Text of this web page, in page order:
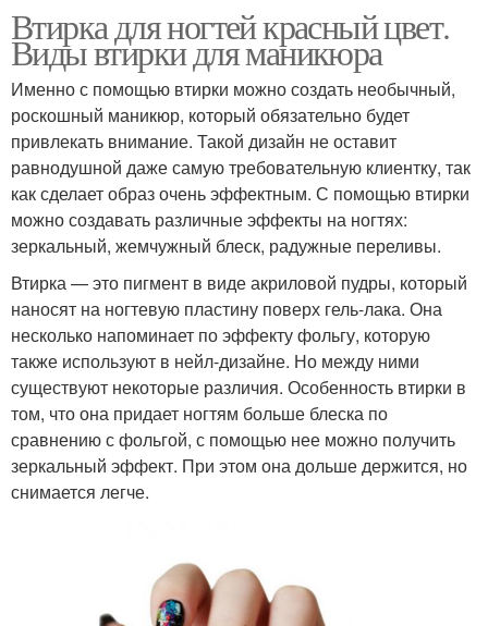
Втирка для ногтей красный цвет.
Виды втирки для маникюра
Именно с помощью втирки можно создать необычный,
роскошный маникюр, который обязательно будет
привлекать внимание. Такой дизайн не оставит
равнодушной даже самую требовательную клиентку, так
как сделает образ очень эффектным. С помощью втирки
можно создавать различные эффекты на ногтях:
зеркальный, жемчужный блеск, радужные переливы.
Втирка — это пигмент в виде акриловой пудры, который
наносят на ногтевую пластину поверх гель-лака. Она
несколько напоминает по эффекту фольгу, которую
также используют в нейл-дизайне. Но между ними
существуют некоторые различия. Особенность втирки в
том, что она придает ногтям больше блеска по
сравнению с фольгой, с помощью нее можно получить
зеркальный эффект. При этом она дольше держится, но
снимается легче.